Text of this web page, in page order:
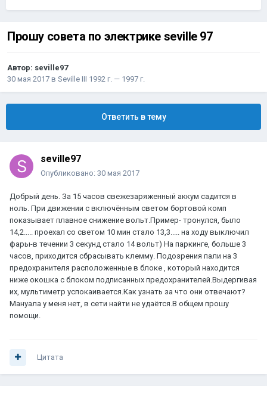
Прошу совета по электрике seville 97
Автор: seville97
30 мая 2017 в Seville III 1992 г. — 1997 г.
Ответить в тему
seville97
Опубликовано: 30 мая 2017
Добрый день. За 15 часов свежезаряженный аккум садится в
ноль. При движении с включённым светом бортовой комп
показывает плавное снижение вольт.Пример- тронулся, было
14,2..... проехал со светом 10 мин стало 13,3..... на ходу выключил
фары-в течении 3 секунд стало 14 вольт) На паркинге, больше 3
часов, приходится сбрасывать клемму. Подозрения пали на 3
предохранителя расположенные в блоке , который находится
ниже окошка с блоком подписанных предохранителей.Выдергивая
их, мультиметр успокаивается.Как узнать за что они отвечают?
Мануала у меня нет, в сети найти не удаётся.В общем прошу
помощи.
Цитата